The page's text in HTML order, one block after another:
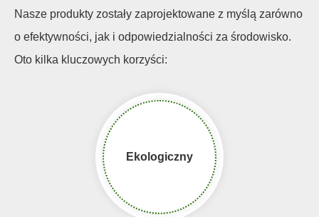
Nasze produkty zostały zaprojektowane z myślą zarówno
o efektywności, jak i odpowiedzialności za środowisko.
Oto kilka kluczowych korzyści:
Ekologiczny​​​​​​